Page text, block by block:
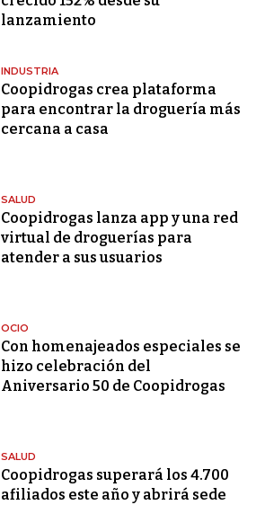
lanzamiento
INDUSTRIA
Coopidrogas crea plataforma
para encontrar la droguería más
cercana a casa
SALUD
Coopidrogas lanza app y una red
virtual de droguerías para
atender a sus usuarios
OCIO
Con homenajeados especiales se
hizo celebración del
Aniversario 50 de Coopidrogas
SALUD
Coopidrogas superará los 4.700
afiliados este año y abrirá sede